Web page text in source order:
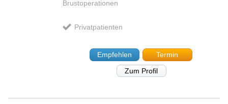
Brustoperationen
Privatpatienten
Empfehlen
Termin
Zum Profil